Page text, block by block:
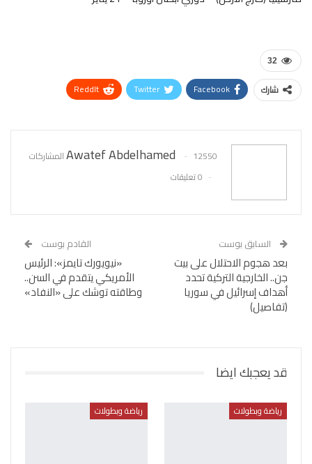
32
شارك Facebook
Twitter
ReddIt
Awatef Abdelhamed
12550 المشاركات
0 تعليقات
السابق بوست
بعد هجوم الاحتلال على بيت
جن.. الخارجية التركية تحدد
أهداف إسرائيل في سوريا
(تفاصيل)
القادم بوست
«نيويورك تايمز»: الرئيس
الأمريكي يتقدم في السن..
وطاقته توشك على «النفاد»
قد يعجبك ايضا
رياضة وبطولات رياضة وبطولات